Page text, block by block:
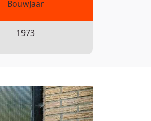
BouwJaar
1973